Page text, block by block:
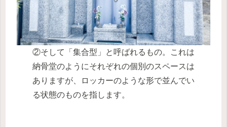
②そして「集合型」と呼ばれるもの。これは
納骨堂のようにそれぞれの個別のスペースは
ありますが、ロッカーのような形で並んでい
る状態のものを指します。